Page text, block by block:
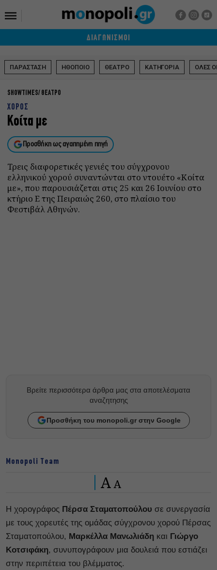
ΔΙΑΓΩΝΙΣΜΟΙ
ΠΑΡΑΣΤΑΣΗ ΗΘΟΠΟΙΟ ΘΕΑΤΡΟ ΚΑΤΗΓΟΡΙΑ ΟΛΕΣ
SHOWTIMES ΘΕΑΤΡΟ
ΧΟΡΟΣ
Κοίτα με
Προσθήκη ως αγαπημένη πηγή
Τρεις διαφορετικές γενιές του σύγχρονου
ελληνικού χορού συναντώνται στο ντουέτο «Κοίτα
με», που παρουσιάζεται στις 25 και 26 Ιουνίου στο
κτήριο Ε της Πειραιώς 260, στο πλαίσιο του
Φεστιβάλ Αθηνών.
Βρείτε περισσότερα άρθρα μας στα αποτελέσματα
αναζητησης
Προσθήκη του monopoli.gr στην Google
Monopoli Team
A A
Η χορογράφος Πέρσα Σταματοπούλου σε συνεργασία
με τους χορευτές της ομάδας σύγχρονου χορού Πέρσας
Σταματοπούλου, Μαρκέλλα Μανωλιάδη και Γιώργο
Κοτσιφάκη, συνυπογράφουν μια δουλειά που εστιάζει
στην περιπέτεια του βλέμματος.